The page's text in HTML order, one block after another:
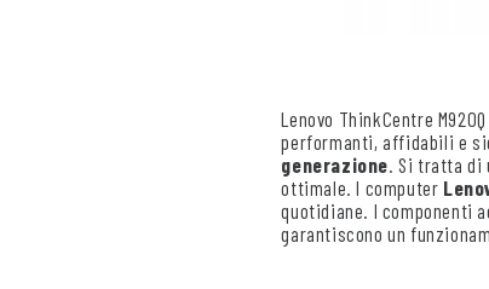
Lenovo ThinkCentre
performanti, affidabili e
generazione . Si tratta di
ottimale. I computer
quotidiane. I componenti
garantiscono un